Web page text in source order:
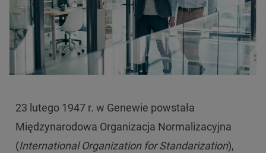
23 lutego 1947 r. w Genewie powstała
Międzynarodowa Organizacja Normalizacyjna
(International Organization for Standarization),